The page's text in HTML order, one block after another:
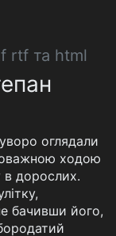
rtf та html
оглядали
ходою
в дорослих.
бачивши його,